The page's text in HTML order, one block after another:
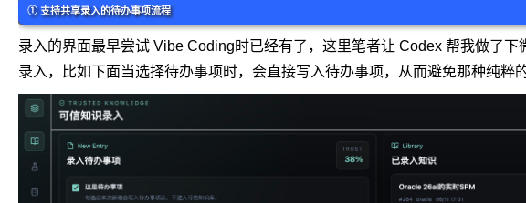
① 支持共享录入的待办事项流程
录入的界面最早尝试 Vibe Coding时已经有了，这里笔者让 Codex 帮我做了
录入，比如下面当选择待办事项时，会直接写入待办事项，从而避免那种纯粹